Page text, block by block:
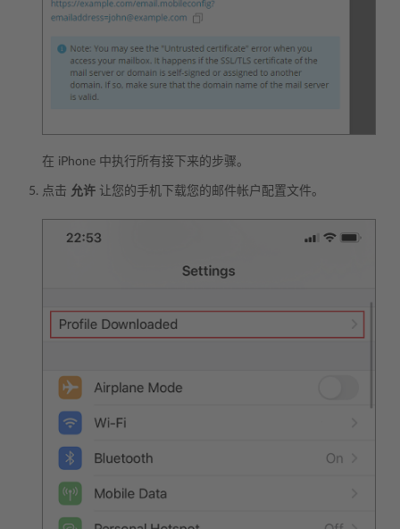
在 iPhone 中执行所有接下来的步骤。
点击 允许 让您的手机下载您的邮件帐户配置文件。